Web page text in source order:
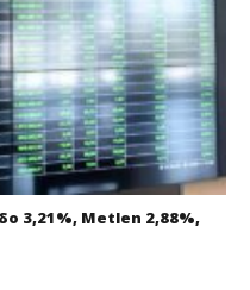
3,21%, Metlen 2,88%,